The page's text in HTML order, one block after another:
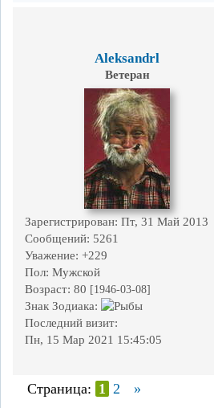
Aleksandrl
Ветеран
Зарегистрирован: Пт, 31 Май 2013
Сообщений: 5261
Уважение: +229
Пол: Мужской
Возраст: 80 [1946-03-08]
Знак Зодиака:
Последний визит:
Пн, 15 Мар 2021 15:45:05
Страница: 1 2 »